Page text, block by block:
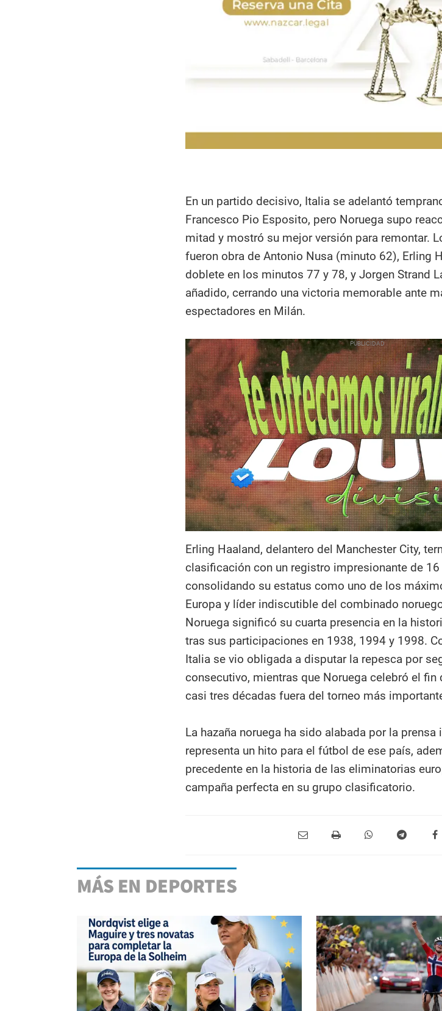
En un partido decisivo, Italia se adelantó
Francesco Pio Esposito, pero Noruega supo
mitad y mostró su mejor versión para remontar.
fueron obra de Antonio Nusa (minuto 62), Erling
doblete en los minutos 77 y 78, y Jorgen Strand
añadido, cerrando una victoria memorable ante
espectadores en Milán.​
Erling Haaland, delantero del Manchester City,
clasificación con un registro impresionante de
consolidando su estatus como uno de los
Europa y líder indiscutible del combinado
Noruega significó su cuarta presencia en la
tras sus participaciones en 1938, 1994 y 1998.
Italia se vio obligada a disputar la repesca por
consecutivo, mientras que Noruega celebró el fin
casi tres décadas fuera del torneo más
La hazaña noruega ha sido alabada por la prensa
representa un hito para el fútbol de ese país,
precedente en la historia de las eliminatorias
campaña perfecta en su grupo clasificatorio.
MÁS EN DEPORTES